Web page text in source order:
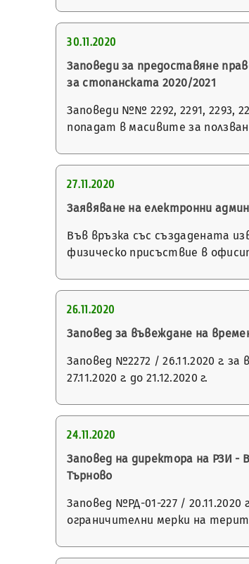
30.11.2020
Заповеди за предоставяне
за стопанската 2020/2021
Заповеди №№ 2292, 2291, 2293,
попадат в масивите за
27.11.2020
Заявяване на електронни
Във връзка със създадената
физическо присъствие в
26.11.2020
Заповед за въвеждане на
Заповед №2272 / 26.11.2020 г.
27.11.2020 г. до 21.12.2020 г.
24.11.2020
Заповед на директора на РЗИ -
Търново
Заповед №РД-01-227 /
ограничителни мерки на